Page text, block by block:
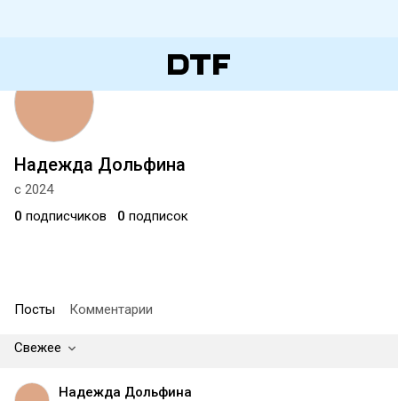
Надежда Дольфина
с 2024
0 подписчиков 0 подписок
Посты Комментарии
Свежее
Надежда Дольфина